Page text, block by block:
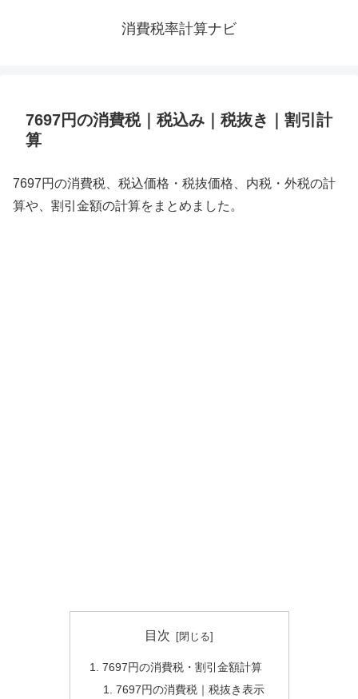
消費税率計算ナビ
7697円の消費税｜税込み｜税抜き｜割引計
算
7697円の消費税、税込価格・税抜価格、内税・外税の計
算や、割引金額の計算をまとめました。
目次
7697円の消費税・割引金額計算
7697円の消費税｜税抜き表示